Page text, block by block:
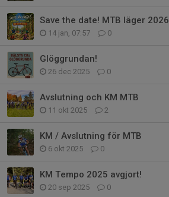
Save the date! MTB läger 2026
14 jan, 07:57 0
Glöggrundan!
26 dec 2025 0
Avslutning och KM MTB
11 okt 2025 2
KM / Avslutning för MTB
6 okt 2025 0
KM Tempo 2025 avgjort!
20 sep 2025 0